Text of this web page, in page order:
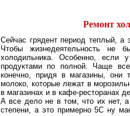
Ремонт
Сейчас грядент период теплый,
Чтобы жизнедеятельность не
холодильника. Особенно, если
продуктами по полной. Чаще
конечно, придя в магазины, они
молоко, которые лежат в
в магазинах и в кафе-ресторанах
А все дело не в том, что их нет,
степени, а это примерно 5С ну